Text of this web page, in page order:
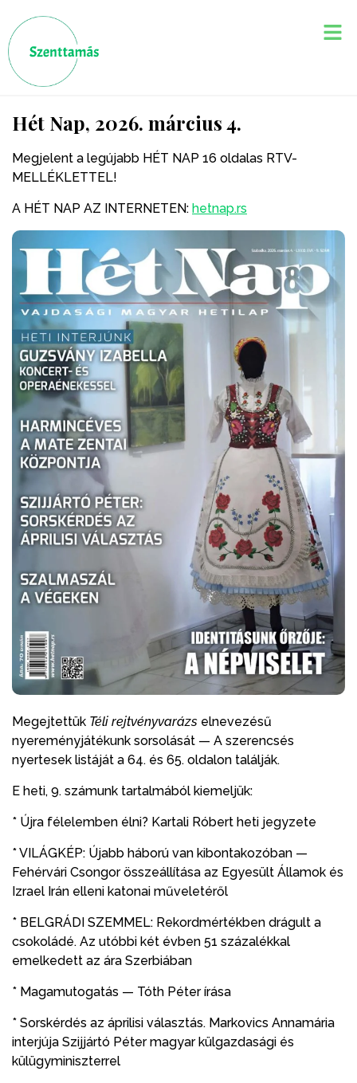
Hét Nap, 2026. március 4.
Megjelent a legújabb HÉT NAP 16 oldalas RTV-
MELLÉKLETTEL!
A HÉT NAP AZ INTERNETEN: hetnap.rs
Megejtettük Téli rejtvényvarázs elnevezésű
nyereményjátékunk sorsolását — A szerencsés
nyertesek listáját a 64. és 65. oldalon találják.
E heti, 9. számunk tartalmából kiemeljük:
* Újra félelemben élni? Kartali Róbert heti jegyzete
* VILÁGKÉP: Újabb háború van kibontakozóban —
Fehérvári Csongor összeállítása az Egyesült Államok és
Izrael Irán elleni katonai műveletéről
* BELGRÁDI SZEMMEL: Rekordmértékben drágult a
csokoládé. Az utóbbi két évben 51 százalékkal
emelkedett az ára Szerbiában
* Magamutogatás — Tóth Péter írása
* Sorskérdés az áprilisi választás. Markovics Annamária
interjúja Szijjártó Péter magyar külgazdasági és
külügyminiszterrel